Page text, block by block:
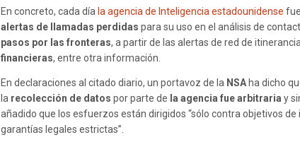
En concreto, cada día la agencia de Inteligencia estadounidense
alertas de llamadas perdidas para su uso en el análisis de
pasos por las fronteras, a partir de las alertas de red de
financieras, entre otra información.
En declaraciones al citado diario, un portavoz de la NSA ha dicho
la recolección de datos por parte de la agencia fue arbitraria y
añadido que los esfuerzos están dirigidos “sólo contra objetivos de
garantías legales estrictas”.